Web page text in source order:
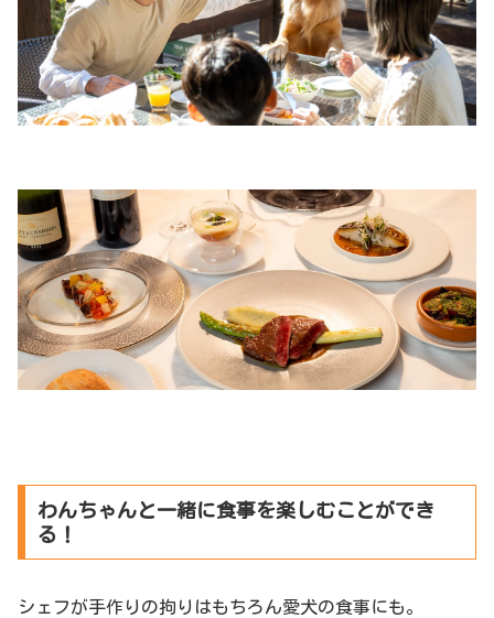
わんちゃんと一緒に食事を楽しむことができ
る！
シェフが手作りの拘りはもちろん愛犬の食事にも。